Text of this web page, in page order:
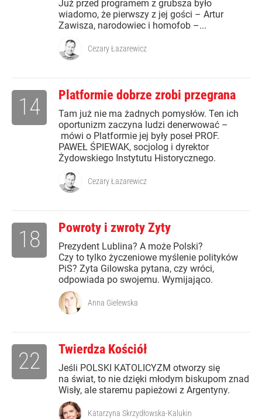
Już przed programem z grubsza było
wiadomo, że pierwszy z jej gości – Artur
Zawisza, narodowiec i homofob –...
Cezary Łazarewicz
Platformie dobrze zrobi przegrana
Tam już nie ma żadnych pomysłów. Ten ich
oportunizm zaczyna ludzi denerwować –
mówi o Platformie jej były poseł PROF.
PAWEŁ ŚPIEWAK, socjolog i dyrektor
Żydowskiego Instytutu Historycznego.
14
Cezary Łazarewicz
Powroty i zwroty Zyty
Prezydent Lublina? A może Polski?
Czy to tylko życzeniowe myślenie polityków
PiS? Zyta Gilowska pytana, czy wróci,
odpowiada po swojemu. Wymijająco.
18
Anna Gielewska
Twierdza Kościół
Jeśli POLSKI KATOLICYZM otworzy się
na świat, to nie dzięki młodym biskupom znad
Wisły, ale staremu papieżowi z Argentyny.
22
Katarzyna Skrzydłowska-Kalukin